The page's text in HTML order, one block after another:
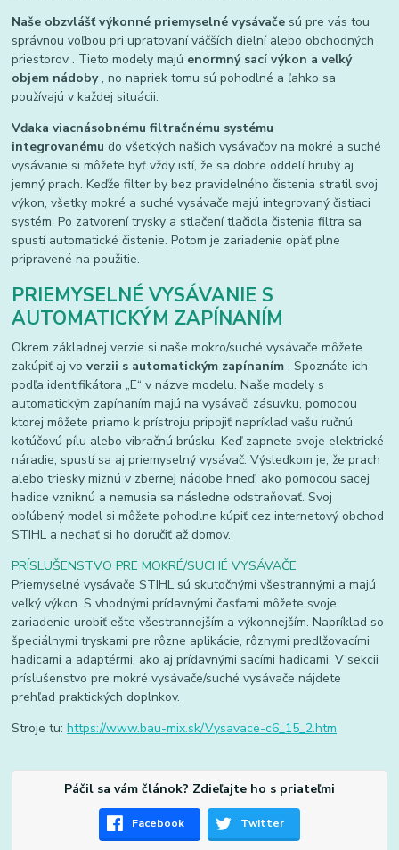
Naše obzvlášť výkonné priemyselné vysávače sú pre vás tou
správnou voľbou pri upratovaní väčších dielní alebo obchodných
priestorov . Tieto modely majú enormný sací výkon a veľký
objem nádoby, no napriek tomu sú pohodlné a ľahko sa
používajú v každej situácii.
Vďaka viacnásobnému filtračnému systému
integrovanému do všetkých našich vysávačov na mokré a suché
vysávanie si môžete byť vždy istí, že sa dobre oddelí hrubý aj
jemný prach. Keďže filter by bez pravidelného čistenia stratil svoj
výkon, všetky mokré a suché vysávače majú integrovaný čistiaci
systém. Po zatvorení trysky a stlačení tlačidla čistenia filtra sa
spustí automatické čistenie. Potom je zariadenie opäť plne
pripravené na použitie.
PRIEMYSELNÉ VYSÁVANIE S
AUTOMATICKÝM ZAPÍNANÍM
Okrem základnej verzie si naše mokro/suché vysávače môžete
zakúpiť aj voverzii s automatickým zapínaním . Spoznáte ich
podľa identifikátora „E“ v názve modelu. Naše modely s
automatickým zapínaním majú na vysávači zásuvku, pomocou
ktorej môžete priamo k prístroju pripojiť napríklad vašu ručnú
kotúčovú pílu alebo vibračnú brúsku. Keď zapnete svoje elektrické
náradie, spustí sa aj priemyselný vysávač. Výsledkom je, že prach
alebo triesky miznú v zbernej nádobe hneď, ako pomocou sacej
hadice vzniknú a nemusia sa následne odstraňovať. Svoj
obľúbený model si môžete pohodlne kúpiť cez internetový obchod
STIHL a nechať si ho doručiť až domov.
PRÍSLUŠENSTVO PRE MOKRÉ/SUCHÉ VYSÁVAČE
Priemyselné vysávače STIHL sú skutočnými všestrannými a majú
veľký výkon. S vhodnými prídavnými časťami môžete svoje
zariadenie urobiť ešte všestrannejším a výkonnejším. Napríklad so
špeciálnymi tryskami pre rôzne aplikácie, rôznymi predlžovacími
hadicami a adaptérmi, ako aj prídavnými sacími hadicami. V sekcii
príslušenstvo pre mokré vysávače/suché vysávače nájdete
prehľad praktických doplnkov.
Stroje tu:https://www.bau-mix.sk/Vysavace-c6_15_2.htm
Páčil sa vám článok? Zdieľajte ho s priateľmi
Facebook Twitter